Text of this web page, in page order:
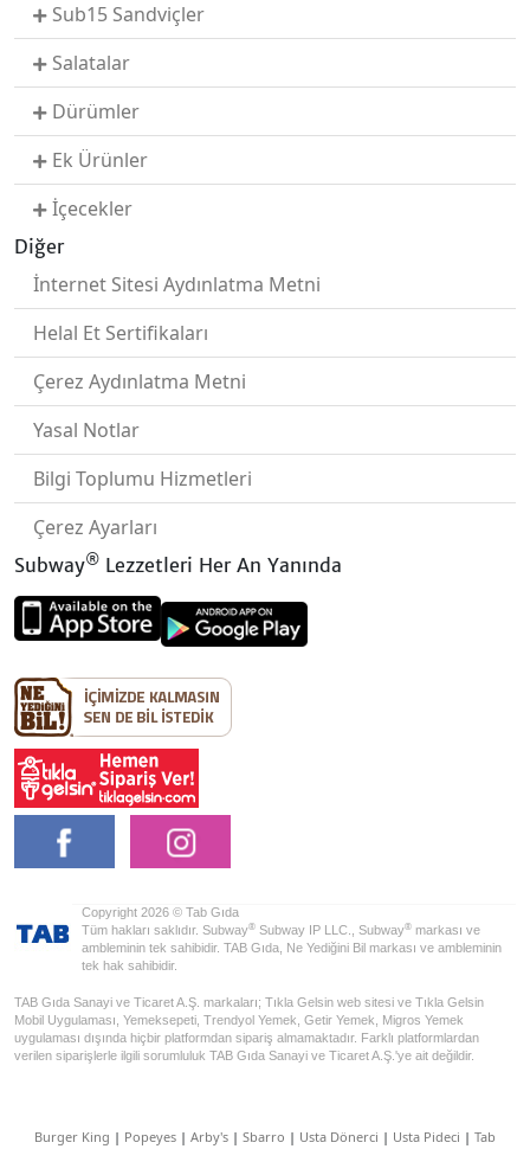
Sub15 Sandviçler
Salatalar
Dürümler
Ek Ürünler
İçecekler
Diğer
İnternet Sitesi Aydınlatma Metni
Helal Et Sertifikaları
Çerez Aydınlatma Metni
Yasal Notlar
Bilgi Toplumu Hizmetleri
Çerez Ayarları
Subway® Lezzetleri Her An Yanında
Copyright 2026 © Tab Gıda
Tüm hakları saklıdır. Subway® Subway IP LLC., Subway® markası ve
ambleminin tek sahibidir. TAB Gıda, Ne Yediğini Bil markası ve ambleminin
tek hak sahibidir.
TAB Gıda Sanayi ve Ticaret A.Ş. markaları; Tıkla Gelsin web sitesi ve Tıkla Gelsin
Mobil Uygulaması, Yemeksepeti, Trendyol Yemek, Getir Yemek, Migros Yemek
uygulaması dışında hiçbir platformdan sipariş almamaktadır. Farklı platformlardan
verilen siparişlerle ilgili sorumluluk TAB Gıda Sanayi ve Ticaret A.Ş.'ye ait değildir.
Burger King | Popeyes | Arby's | Sbarro | Usta Dönerci | Usta Pideci | Tab